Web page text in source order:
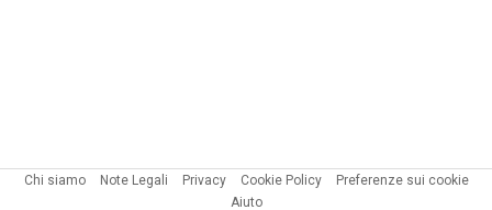
Chi siamo Note Legali Privacy Cookie Policy
Preferenze sui cookie
Aiuto